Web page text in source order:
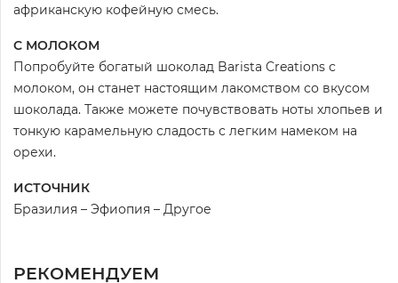
африканскую кофейную смесь.
С МОЛОКОМ
Попробуйте богатый шоколад Barista Creations с
молоком, он станет настоящим лакомством со вкусом
шоколада. Также можете почувствовать ноты хлопьев и
тонкую карамельную сладость с легким намеком на
орехи.
ИСТОЧНИК
Бразилия – Эфиопия – Другое
РЕКОМЕНДУЕМ